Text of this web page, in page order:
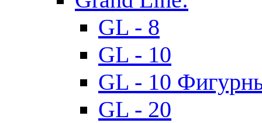
GL - 8
GL - 10
GL - 10
GL - 20